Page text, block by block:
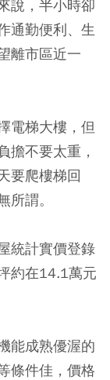
說，半小時卻
通勤便利、生
離市區近一
電梯大樓，但
擔不要太重，
要爬樓梯回
謂。
統計實價登錄
約在14.1萬元
能成熟優渥的
條件佳，價格